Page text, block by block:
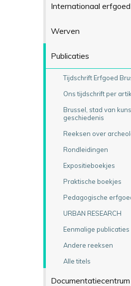
Internationaal
Werven
Publicaties
Tijdschrift Erfgoed
Ons tijdschrift per
Brussel, stad van
geschiedenis
Reeksen over
Rondleidingen
Expositieboekjes
Praktische boekjes
Pedagogische
URBAN RESEARCH
Eenmalige publicaties
Andere reeksen
Alle titels
Documentatiecentrum